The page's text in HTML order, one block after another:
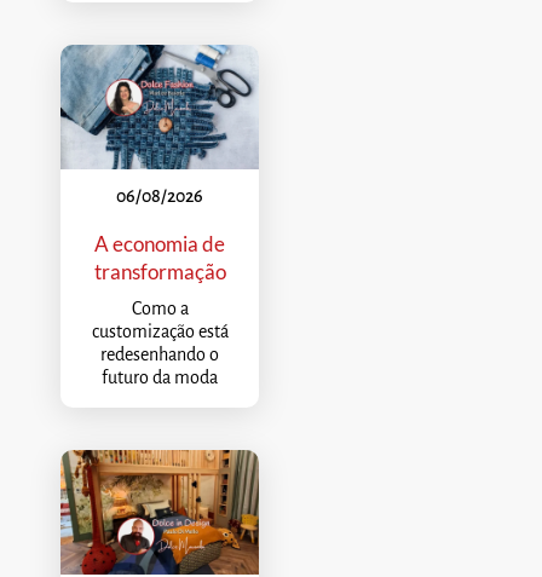
06/08/2026
A economia de
transformação
Como a
customização está
redesenhando o
futuro da moda